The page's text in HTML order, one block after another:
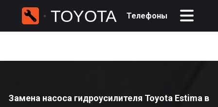
TOYOTA Телефоны
Замена насоса гидроусилителя Toyota Estima в